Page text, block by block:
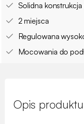
Solidna
2 miejsca
Regulowana
Mocowania do
Opis produktu